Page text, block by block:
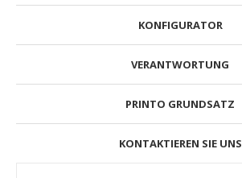
KONFIGURATOR
VERANTWORTUNG
PRINTO GRUNDSATZ
KONTAKTIEREN SIE UNS